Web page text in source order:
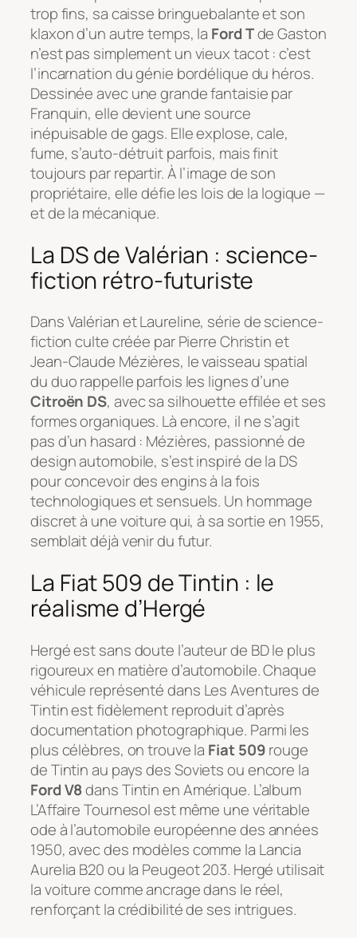
trop fins, sa caisse bringuebalante et son
klaxon d’un autre temps, la Ford Tde Gaston
n’est pas simplement un vieux tacot : c’est
l’incarnation du génie bordélique du héros.
Dessinée avec une grande fantaisie par
Franquin, elle devient une source
inépuisable de gags. Elle explose, cale,
fume, s’auto-détruit parfois, mais finit
toujours par repartir. À l’image de son
propriétaire, elle défie les lois de la logique —
et de la mécanique.
La DS de Valérian : science-
fiction rétro-futuriste
DansValérian et Laureline, série de science-
fiction culte créée par Pierre Christin et
Jean-Claude Mézières, le vaisseau spatial
du duo rappelle parfois les lignes d’une
Citroën DS, avec sa silhouette effilée et ses
formes organiques. Là encore, il ne s’agit
pas d’un hasard : Mézières, passionné de
design automobile, s’est inspiré de la DS
pour concevoir des engins à la fois
technologiques et sensuels. Un hommage
discret à une voiture qui, à sa sortie en 1955,
semblait déjà venir du futur.
La Fiat 509 de Tintin : le
réalisme d’Hergé
Hergé est sans doute l’auteur de BD le plus
rigoureux en matière d’automobile. Chaque
véhicule représenté dans Les Aventures de
Tintinest fidèlement reproduit d’après
documentation photographique. Parmi les
plus célèbres, on trouve la Fiat 509rouge
deTintin au pays des Sovietsou encore la
Ford V8dansTintin en Amérique. L’album
L’Affaire Tournesolest même une véritable
ode à l’automobile européenne des années
1950, avec des modèles comme la Lancia
Aurelia B20 ou la Peugeot 203. Hergé utilisait
la voiture comme ancrage dans le réel,
renforçant la crédibilité de ses intrigues.